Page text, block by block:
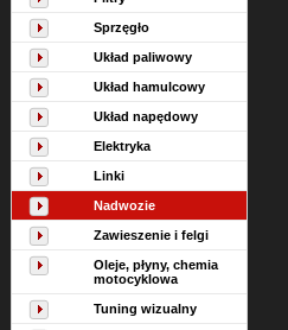
Sprzęgło
Układ paliwowy
Układ hamulcowy
Układ napędowy
Elektryka
Linki
Nadwozie
Zawieszenie i felgi
Oleje, płyny, chemia
motocyklowa
Tuning wizualny